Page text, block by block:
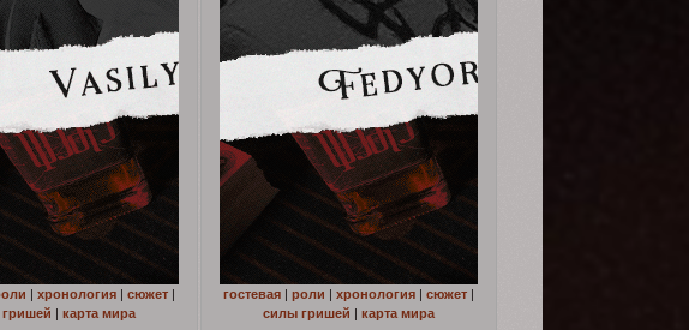
| хронология | сюжет |
| карта мира
гостевая | роли | хронология | сюжет |
силы гришей | карта мира